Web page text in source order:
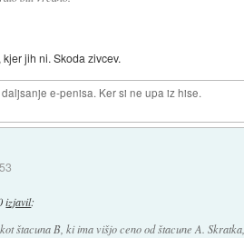
jih ni. Skoda zivcev.
e-penisa. Ker si ne upa iz hise.
izjavil:
štacuna B, ki ima višjo ceno od štacune A.